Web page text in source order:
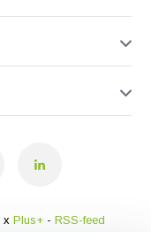
x Plus+- RSS-feed